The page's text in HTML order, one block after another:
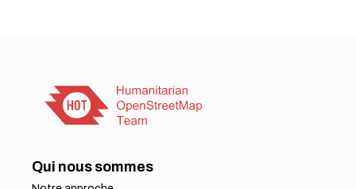
Qui nous sommes